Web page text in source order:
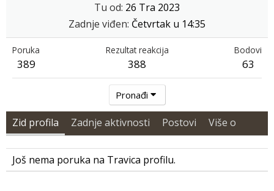
Tu od 26 Tra 2023
Zadnje viđen Četvrtak u 14:35
Poruka
389
Rezultat reakcija
388
Bodovi
63
Pronađi
Zid profila Zadnje aktivnosti Postovi Više o
Još nema poruka na Travica profilu.